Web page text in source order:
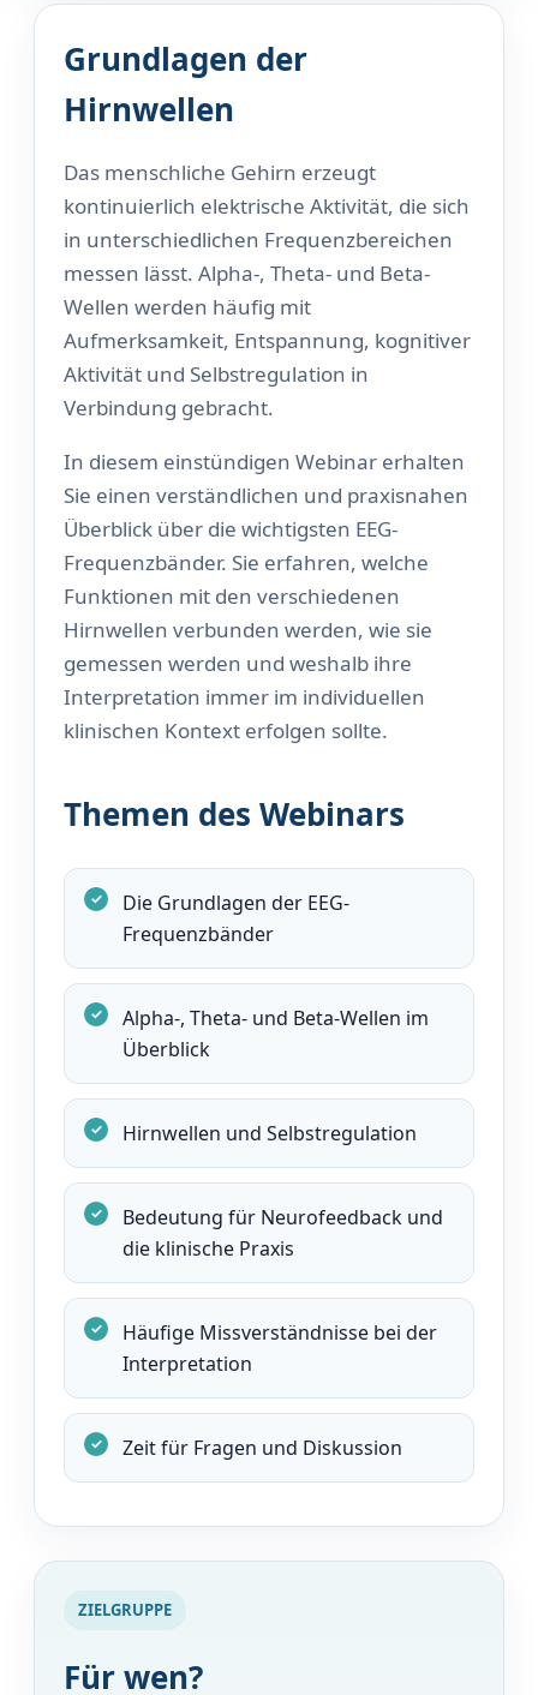
Grundlagen der
Hirnwellen
Das menschliche Gehirn erzeugt
kontinuierlich elektrische Aktivität, die sich
in unterschiedlichen Frequenzbereichen
messen lässt. Alpha-, Theta- und Beta-
Wellen werden häufig mit
Aufmerksamkeit, Entspannung, kognitiver
Aktivität und Selbstregulation in
Verbindung gebracht.
In diesem einstündigen Webinar erhalten
Sie einen verständlichen und praxisnahen
Überblick über die wichtigsten EEG-
Frequenzbänder. Sie erfahren, welche
Funktionen mit den verschiedenen
Hirnwellen verbunden werden, wie sie
gemessen werden und weshalb ihre
Interpretation immer im individuellen
klinischen Kontext erfolgen sollte.
Themen des Webinars
Die Grundlagen der EEG-
Frequenzbänder
Alpha-, Theta- und Beta-Wellen im
Überblick
Hirnwellen und Selbstregulation
Bedeutung für Neurofeedback und
die klinische Praxis
Häufige Missverständnisse bei der
Interpretation
Zeit für Fragen und Diskussion
ZIELGRUPPE
Für wen?